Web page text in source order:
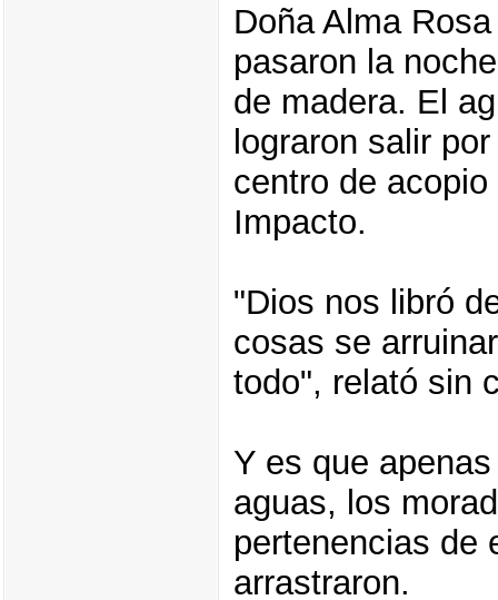
Doña Alma
pasaron la
de madera. El
lograron salir
centro de
Impacto.
"Dios nos libró
cosas se
todo", relató sin
Y es que
aguas, los
pertenencias de
arrastraron.